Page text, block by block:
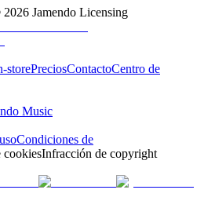
2026 Jamendo Licensing
storePreciosContactoCentro de
Music
Condiciones de
cookiesInfracción de copyright